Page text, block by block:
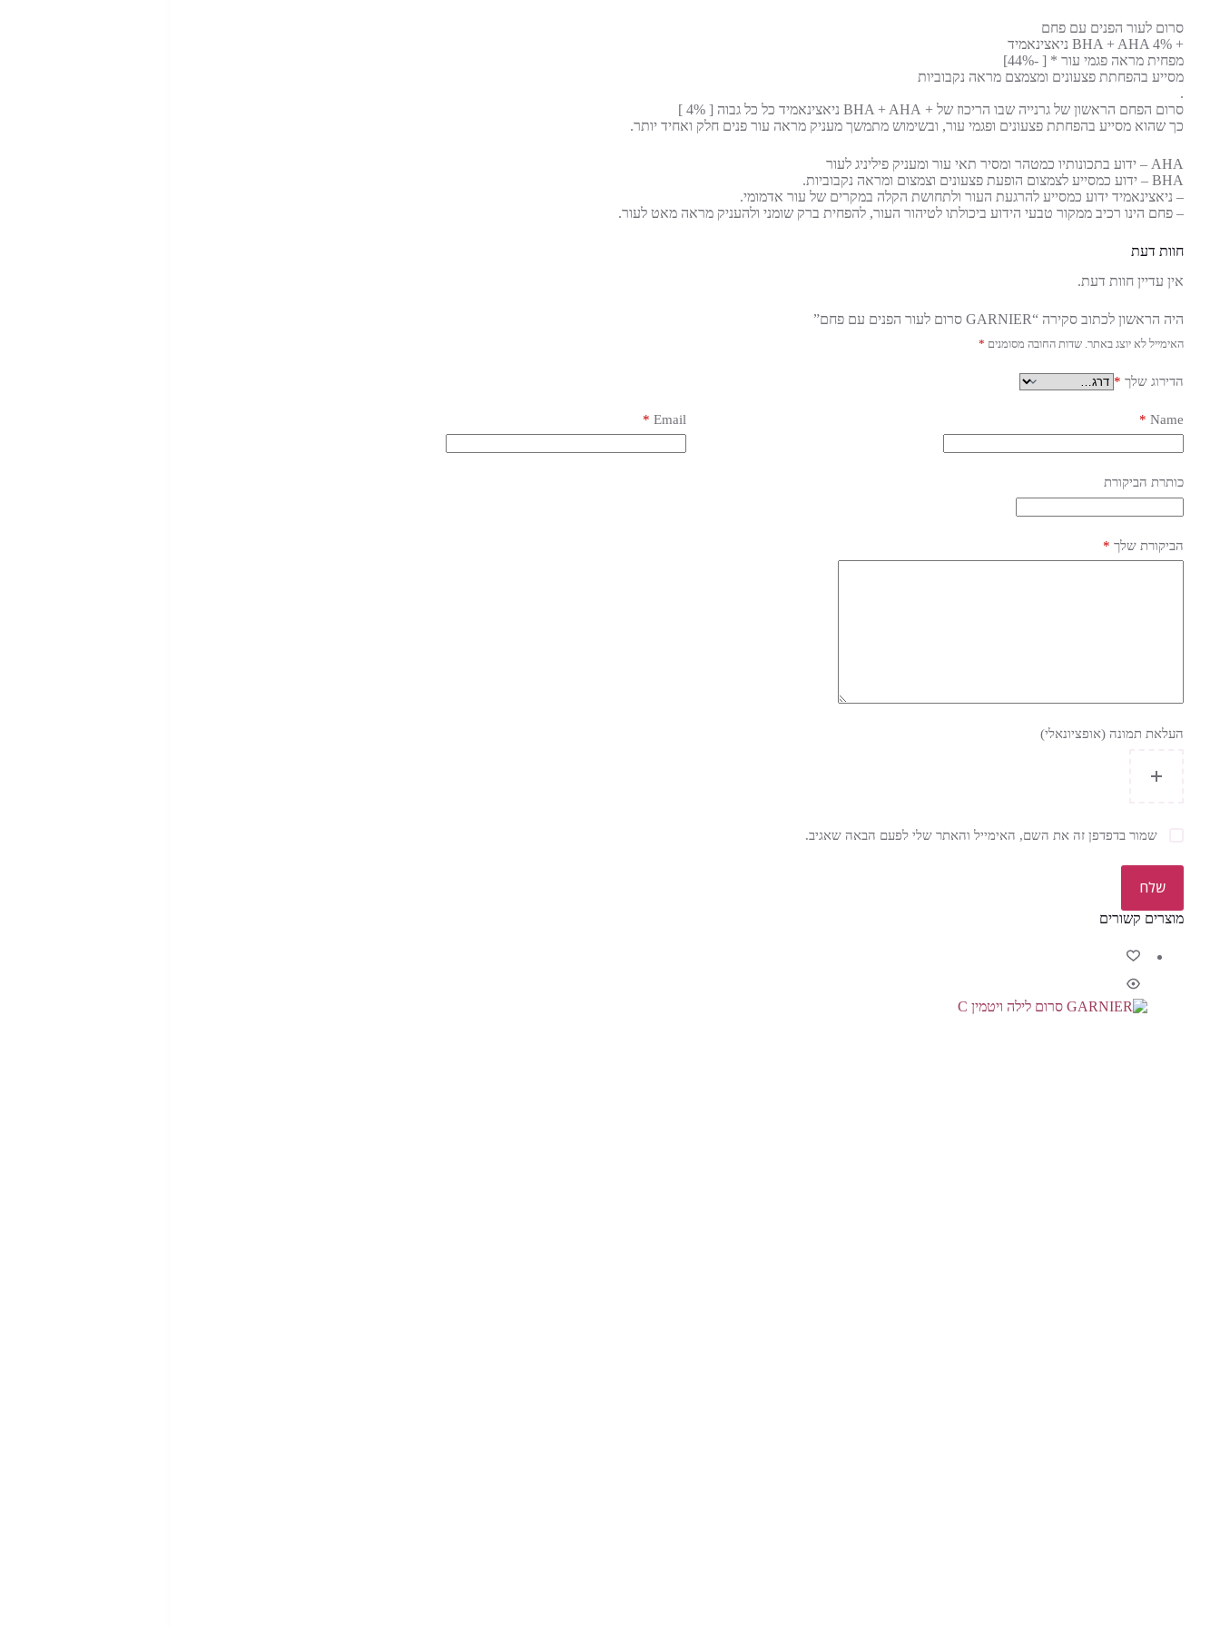
סרום לעור הפנים עם פחם
+ BHA + AHA 4% ניאצינאמיד
מפחית מראה פגמי עור * [ -44%]
מסייע בהפחתת פצעונים ומצמצם מראה נקבוביות
.
סרום הפחם הראשון של גרנייה שבו הריכוז של + BHA + AHA ניאצינאמיד כל כל גבוה [ 4% ]
כך שהוא מסייע בהפחתת פצעונים ופגמי עור, ובשימוש מתמשך מעניק מראה עור פנים חלק ואחיד יותר.
AHA – ידוע בתכונותיו כמטהר ומסיר תאי עור ומעניק פיליניג לעור
BHA – ידוע כמסייע לצמצום הופעת פצעונים וצמצום ומראה נקבוביות.
– ניאצינאמיד ידוע כמסייע להרגעת העור ולתחושת הקלה במקרים של עור אדמומי.
– פחם הינו רכיב ממקור טבעי הידוע ביכולתו לטיהור העור, להפחית ברק שומני ולהעניק מראה מאט לעור.
חוות דעת
אין עדיין חוות דעת.
היה הראשון לכתוב סקירה “GARNIER סרום לעור הפנים עם פחם”
האימייל לא יוצג באתר. שדות החובה מסומנים *
הדירוג שלך *
Name
*
Email
*
כותרת הביקורת
הביקורת שלך *
העלאת תמונה (אופציונאלי)
שמור בדפדפן זה את השם, האימייל והאתר שלי לפעם הבאה שאגיב.
שלח
מוצרים קשורים